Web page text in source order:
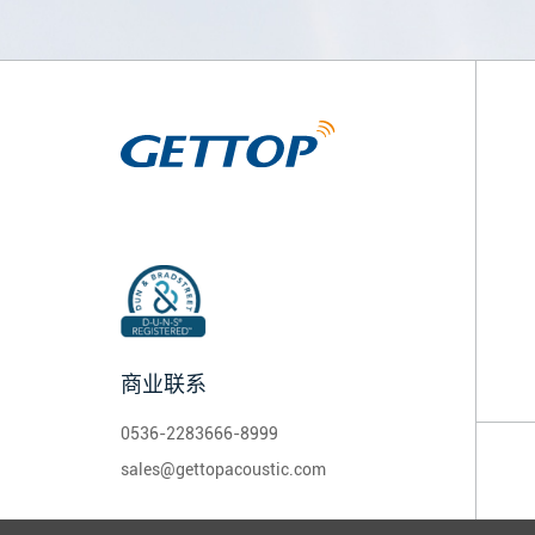
商业联系
0536-2283666-8999
sales@gettopacoustic.com